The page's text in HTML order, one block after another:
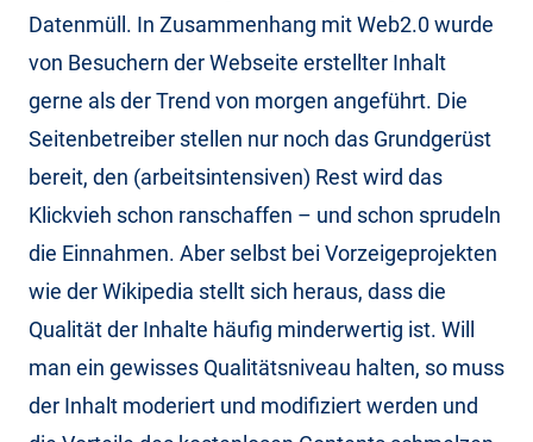
Datenmüll. In Zusammenhang mit Web2.0 wurde
von Besuchern der Webseite erstellter Inhalt
gerne als der Trend von morgen angeführt. Die
Seitenbetreiber stellen nur noch das Grundgerüst
bereit, den (arbeitsintensiven) Rest wird das
Klickvieh schon ranschaffen – und schon sprudeln
die Einnahmen. Aber selbst bei Vorzeigeprojekten
wie der Wikipedia stellt sich heraus, dass die
Qualität der Inhalte häufig minderwertig ist. Will
man ein gewisses Qualitätsniveau halten, so muss
der Inhalt moderiert und modifiziert werden und